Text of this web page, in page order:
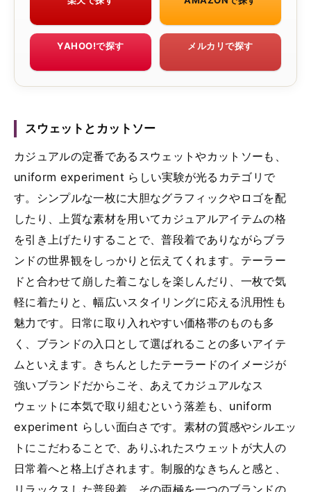
YAHOO!で探す メルカリで探す
スウェットとカットソー
カジュアルの定番であるスウェットやカットソーも、
uniform experiment らしい実験が光るカテゴリで
す。シンプルな一枚に大胆なグラフィックやロゴを配
したり、上質な素材を用いてカジュアルアイテムの格
を引き上げたりすることで、普段着でありながらブラ
ンドの世界観をしっかりと伝えてくれます。テーラー
ドと合わせて崩した着こなしを楽しんだり、一枚で気
軽に着たりと、幅広いスタイリングに応える汎用性も
魅力です。日常に取り入れやすい価格帯のものも多
く、ブランドの入口として選ばれることの多いアイテ
ムといえます。きちんとしたテーラードのイメージが
強いブランドだからこそ、あえてカジュアルなス
ウェットに本気で取り組むという落差も、uniform
experiment らしい面白さです。素材の質感やシルエッ
トにこだわることで、ありふれたスウェットが大人の
日常着へと格上げされます。制服的なきちんと感と、